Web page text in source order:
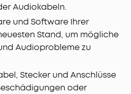
Audiokabeln.
und Software Ihrer
Stand, um mögliche
Audioprobleme zu
Stecker und Anschlüsse
oder